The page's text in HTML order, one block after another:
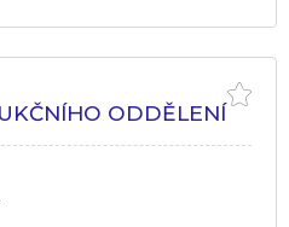
ODDĚLENÍ